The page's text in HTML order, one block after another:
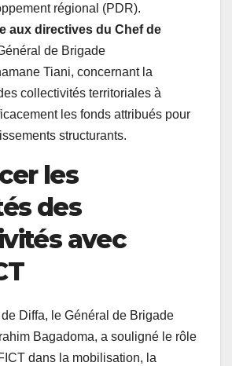
régional (PDR).
aux directives du Chef de
de Brigade
Tiani, concernant la
collectivités territoriales à
les fonds attribués pour
structurants.
les
des
avec
Diffa, le Général de Brigade
Bagadoma, a souligné le rôle
dans la mobilisation, la